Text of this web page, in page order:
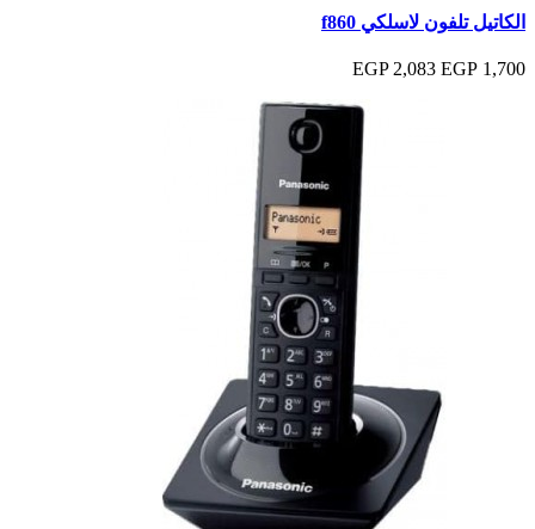
الكاتيل تلفون لاسلكي f860
1,700 EGP
2,083 EGP